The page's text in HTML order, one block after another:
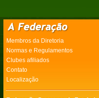
Membros da Diretoria
Normas e Regulamentos
Clubes afiliados
Contato
Localização